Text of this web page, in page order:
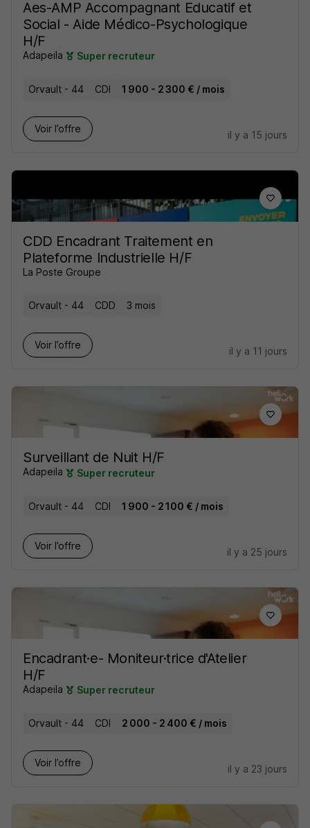
Aes-AMP Accompagnant Educatif et
Social - Aide Médico-Psychologique
H/F
Adapeila Super recruteur
Orvault - 44 CDI 1 900 - 2 300 € / mois
Voir l’offre
il y a 15 jours
CDD Encadrant Traitement en
Plateforme Industrielle H/F
La Poste Groupe
Orvault - 44 CDD 3 mois
Voir l’offre
il y a 11 jours
Surveillant de Nuit H/F
Adapeila Super recruteur
Orvault - 44 CDI 1 900 - 2 100 € / mois
Voir l’offre
il y a 25 jours
Encadrant·e- Moniteur·trice d'Atelier
H/F
Adapeila Super recruteur
Orvault - 44 CDI 2 000 - 2 400 € / mois
Voir l’offre
il y a 23 jours